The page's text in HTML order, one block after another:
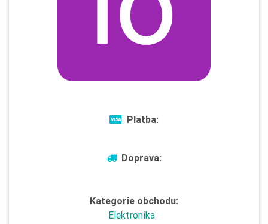
Platba:
Doprava:
Kategorie obchodu:
Elektronika